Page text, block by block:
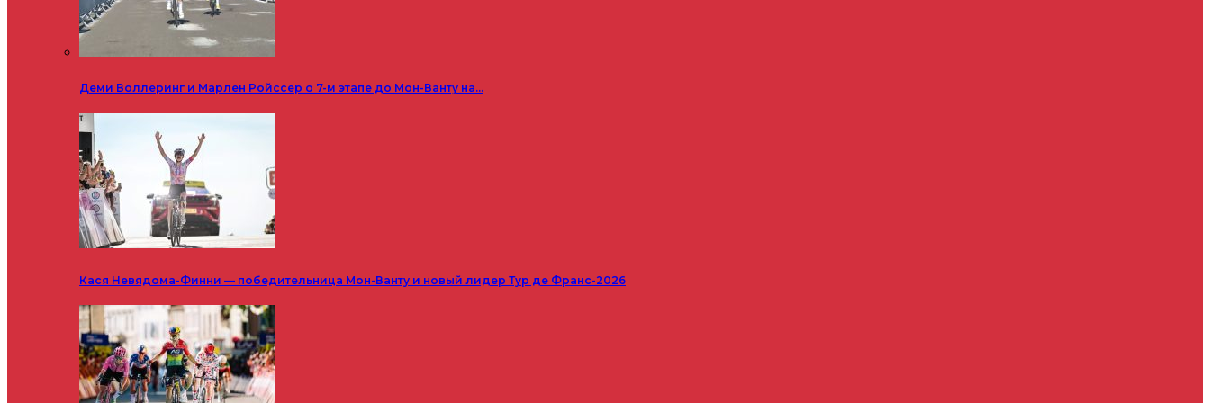
Деми Воллеринг и Марлен Ройссер о 7-м этапе до Мон-Ванту на…
Кася Невядома-Финни — победительница Мон-Ванту и новый лидер Тур де Франс-2026